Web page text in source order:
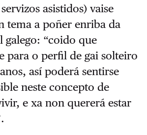
asistidos) vaise
tema a poñer enriba da
galego: “coido que
para o perfil de gai solteiro
así poderá sentirse
neste concepto de
e xa non quererá estar